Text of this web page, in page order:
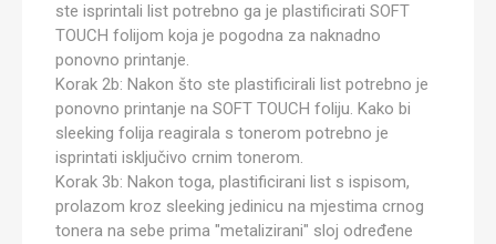
ste isprintali list potrebno ga je plastificirati SOFT
TOUCH folijom koja je pogodna za naknadno
ponovno printanje.
Korak 2b: Nakon što ste plastificirali list potrebno je
ponovno printanje na SOFT TOUCH foliju. Kako bi
sleeking folija reagirala s tonerom potrebno je
isprintati isključivo crnim tonerom.
Korak 3b: Nakon toga, plastificirani list s ispisom,
prolazom kroz sleeking jedinicu na mjestima crnog
tonera na sebe prima "metalizirani" sloj određene